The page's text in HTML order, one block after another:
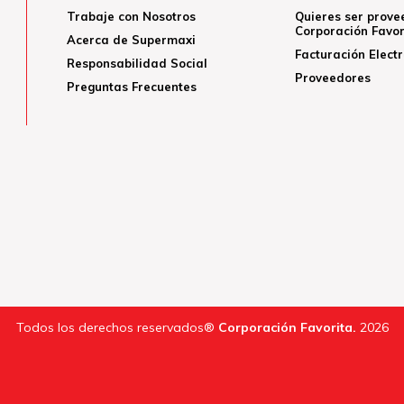
Trabaje con Nosotros
Acerca de Supermaxi
Responsabilidad Social
Preguntas Frecuentes
Quieres ser
Corporación
Facturación
Proveedores
Todos los derechos reservados® Corporación Favorita. 2026